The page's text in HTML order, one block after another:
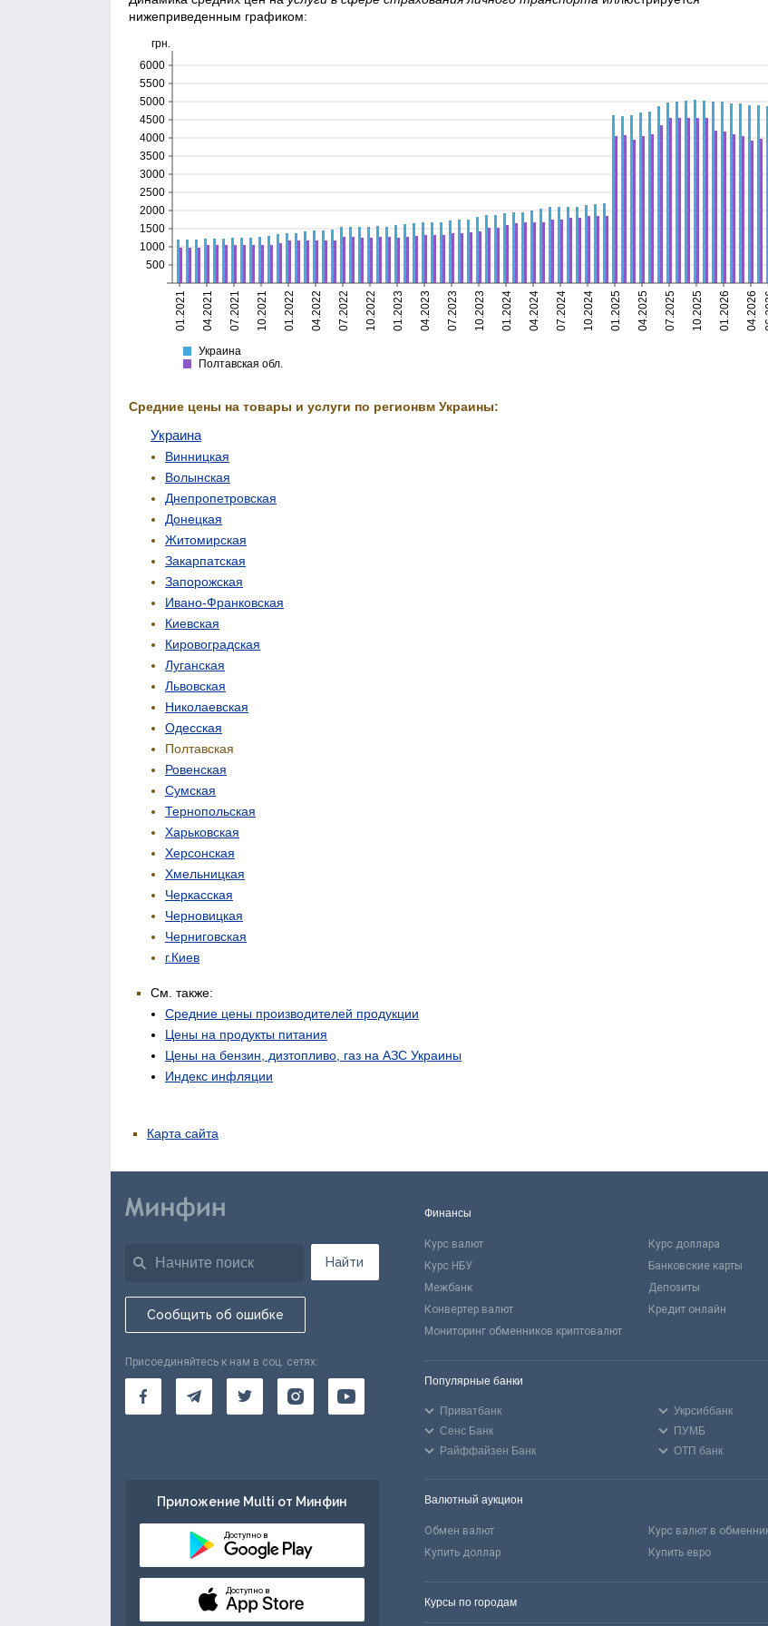
нижеприведенным графиком:
Украина
Полтавская
01.2021 04.2021 07.2021 10.2021 01.2022 04.2022 07.2022 10.2022 01.2023 04.2023 07.2023 10.2023 01.2024 04.2024 07.2024 10.2024 01.2025 04.2025 07.2025 10.2025 01.2026 04.2026
500
1000
1500
2000
2500
3000
3500
4000
4500
5000
5500
6000
грн.
Украина
Полтавская обл.
Средние цены на товары и услуги по регионвм Украины:
Украина
Винницкая
Волынская
Днепропетровская
Донецкая
Житомирская
Закарпатская
Запорожская
Ивано-Франковская
Киевская
Кировоградская
Луганская
Львовская
Николаевская
Одесская
Полтавская
Ровенская
Сумская
Тернопольская
Харьковская
Херсонская
Хмельницкая
Черкасская
Черновицкая
Черниговская
г.Киев
См. также:
Средние цены производителей продукции
Цены на продукты питания
Цены на бензин, дизтопливо, газ на АЗС Украины
Индекс инфляции
Карта сайта
Найти
Сообщить об ошибке
Присоединяйтесь к нам в соц. сетях:
Приложение Multi от Минфин
Доступно в
Доступно в
Финансы
Курс валют Курс доллара
Курс НБУ
Банковские карты
Межбанк
Депозиты
Конвертер валют
Кредит онлайн
Мониторинг обменников криптовалют
Популярные банки
Приватбанк Укрсиббанк
Сенс Банк
ПУМБ
Райффайзен Банк
ОТП банк
Валютный аукцион
Обмен валют Курс валют в
Купить доллар
Купить евро
Курсы по городам